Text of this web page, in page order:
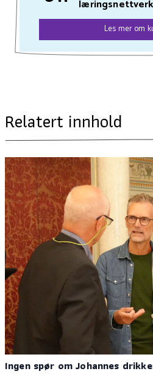
Les mer om
Relatert innhold
Ingen spør om Johannes